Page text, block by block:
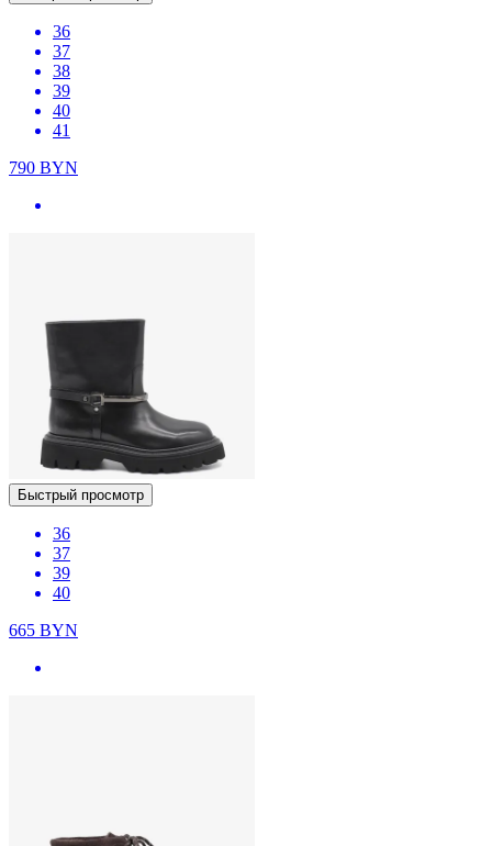
36
37
38
39
40
41
790 BYN
Быстрый просмотр
36
37
39
40
665 BYN